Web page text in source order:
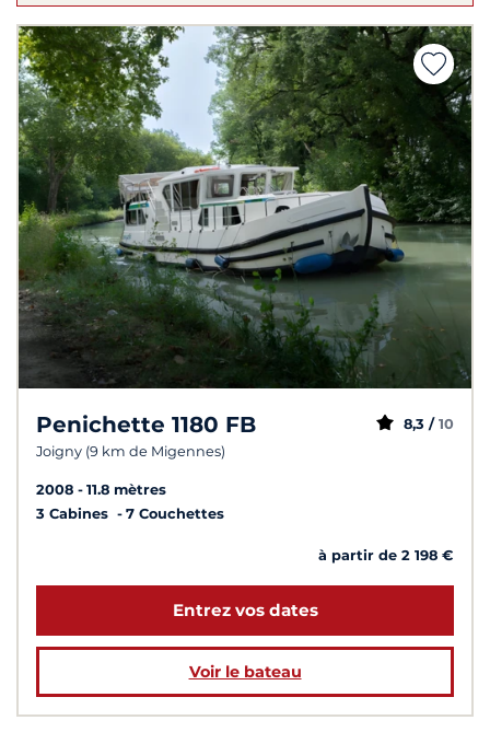
Penichette 1180 FB
Joigny (9 km de Migennes)
8,3 / 10
2008
11.8 mètres
3 Cabines
7 Couchettes
à partir de 2 198 €
Entrez vos dates
Voir le bateau